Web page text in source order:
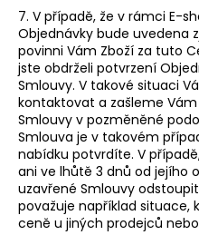
7. V případě, že v rámci E-
Objednávky bude uvedena
povinni Vám Zboží za tuto
jste obdrželi potvrzení
Smlouvy. V takové situaci
kontaktovat a zašleme
Smlouvy v pozměněné
Smlouva je v takovém
nabídku potvrdíte. V
ani ve lhůtě 3 dnů od jejího
uzavřené Smlouvy
považuje například situace,
ceně u jiných prodejců